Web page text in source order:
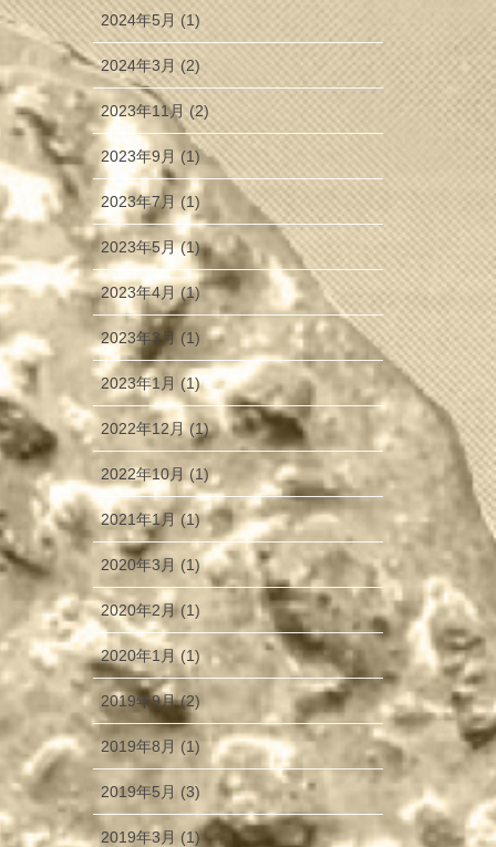
2024年5月 (1)
2024年3月 (2)
2023年11月 (2)
2023年9月 (1)
2023年7月 (1)
2023年5月 (1)
2023年4月 (1)
2023年3月 (1)
2023年1月 (1)
2022年12月 (1)
2022年10月 (1)
2021年1月 (1)
2020年3月 (1)
2020年2月 (1)
2020年1月 (1)
2019年9月 (2)
2019年8月 (1)
2019年5月 (3)
2019年3月 (1)